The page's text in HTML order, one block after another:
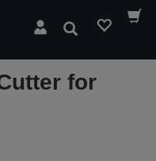
Hledat
for